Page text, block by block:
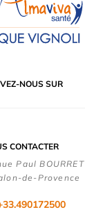
NOUS SUR
CONTACTER
Paul BOURRET
de-Provence